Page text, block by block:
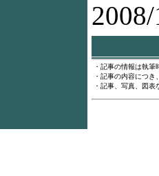
・記事の情報は執
・記事の内容につき
・記事、写真、図